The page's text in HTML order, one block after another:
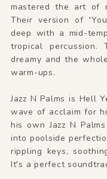
mastered the art of
Their version of
deep with a mid-
tropical percussion.
dreamy and the
warm-ups.
Jazz N Palms is Hell
wave of acclaim for
his own Jazz N
into poolside
rippling keys,
It's a perfect